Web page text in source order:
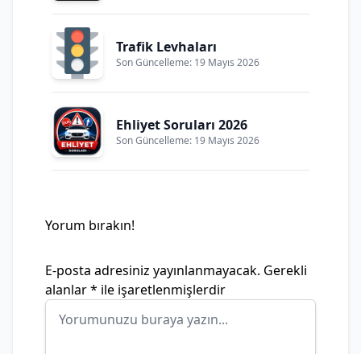
Trafik Levhaları
Son Güncelleme: 19 Mayıs 2026
Ehliyet Soruları 2026
Son Güncelleme: 19 Mayıs 2026
Yorum bırakın!
E-posta adresiniz yayınlanmayacak. Gerekli
alanlar* ile işaretlenmişlerdir